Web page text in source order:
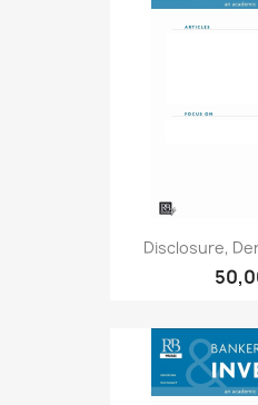
Disclosure,